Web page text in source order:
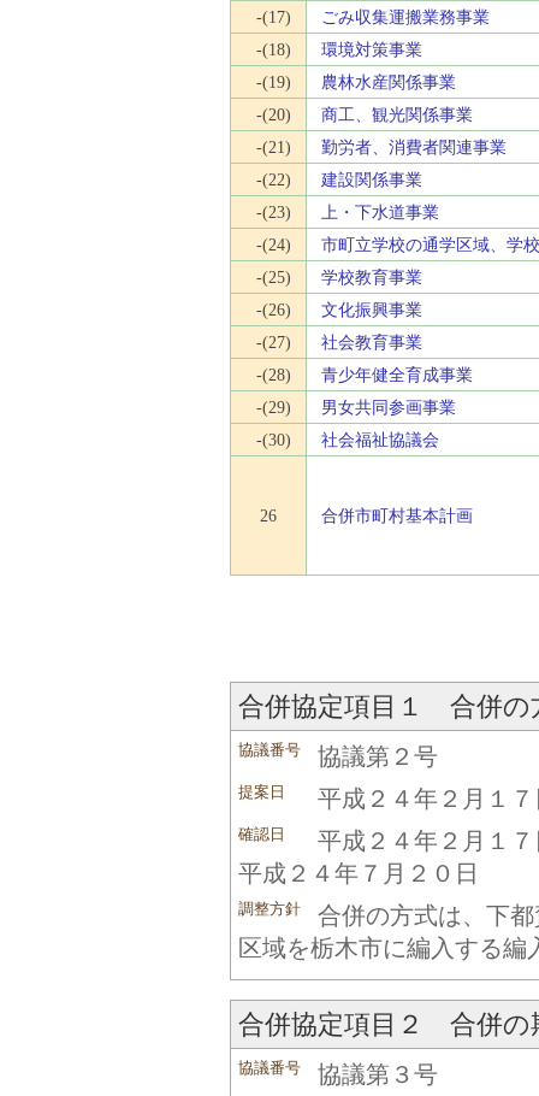
-(17)
ごみ収集運搬業務事業
-(18)
環境対策事業
-(19)
農林水産関係事業
-(20)
商工、観光関係事業
-(21)
勤労者、消費者関連事業
-(22)
建設関係事業
-(23)
上・下水道事業
-(24)
市町立学校の通学区域、学
-(25)
学校教育事業
-(26)
文化振興事業
-(27)
社会教育事業
-(28)
青少年健全育成事業
-(29)
男女共同参画事業
-(30)
社会福祉協議会
26 合併市町村基本計画
合併協定項目１ 合併の
協議番号 協議第２号
提案日 平成２４年２月１７
確認日
平成２４年２月１７
平成２４年７月２０日
調整方針
合併の方式は、下
区域を栃木市に編入する編
合併協定項目２ 合併の
協議番号 協議第３号